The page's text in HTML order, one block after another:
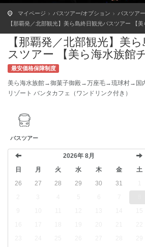
マイページ バスツアー/オプション
バスツアー
【那覇発／北部観光】美ら島終日観光バスツアー 【美
【那覇発／北部観光】美
スツアー 【美ら海水族館
最安価格保障制度
美ら海水族館→御菓子御殿→万座毛→琉球村→国
リゾート バンタカフェ（ワンドリンク付き）
バスツアー
前へ
2026年 8月
次へ
日 月 火 水 木 金
土
26
27 28 29 30 31